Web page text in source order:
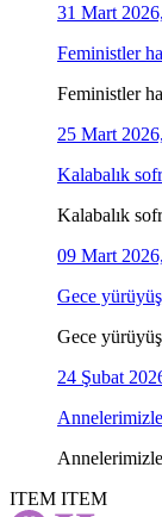
31 Mart
Feministler
Feministler
25 Mart
Kalabalık
Kalabalık
09 Mart
Gece
Gece
24 Şubat
ITEM ITEM